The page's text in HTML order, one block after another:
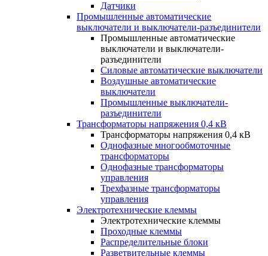
Датчики
Промышленные автоматические
выключатели и выключатели-разъединители
Промышленные автоматические
выключатели и выключатели-
разъединители
Силовые автоматические выключатели
Воздушные автоматические
выключатели
Промышленные выключатели-
разъединители
Трансформаторы напряжения 0,4 кВ
Трансформаторы напряжения 0,4 кВ
Однофазные многообмоточные
трансформаторы
Однофазные трансформаторы
управления
Трехфазные трансформаторы
управления
Электротехнические клеммы
Электротехнические клеммы
Проходные клеммы
Распределительные блоки
Разветвительные клеммы